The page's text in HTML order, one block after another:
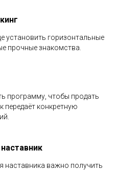
установить горизонтальные
прочные знакомства.
программу, чтобы продать
передаёт конкретную
наставника важно получить